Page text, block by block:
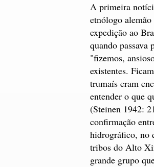
A primeira
etnólogo
expedição ao
quando passava
"fizemos,
existentes.
trumaís eram
entender o que
(Steinen 1942:
confirmação
hidrográfico, no
tribos do Alto
grande grupo